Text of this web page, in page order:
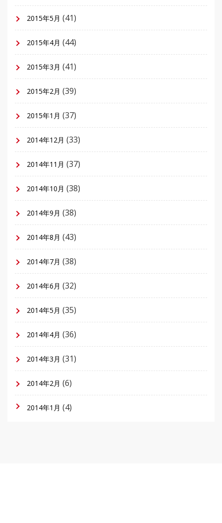
2015年5月 (41)
2015年4月 (44)
2015年3月 (41)
2015年2月 (39)
2015年1月 (37)
2014年12月 (33)
2014年11月 (37)
2014年10月 (38)
2014年9月 (38)
2014年8月 (43)
2014年7月 (38)
2014年6月 (32)
2014年5月 (35)
2014年4月 (36)
2014年3月 (31)
2014年2月 (6)
2014年1月 (4)